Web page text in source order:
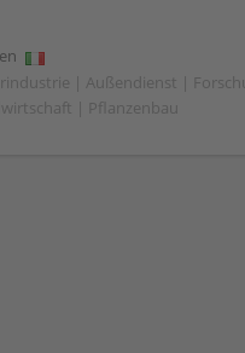
| Außendienst |
| Pflanzenbau